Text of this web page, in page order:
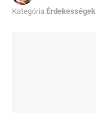
Kategória Érdekességek